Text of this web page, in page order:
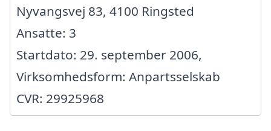
Nyvangsvej 83, 4100 Ringsted
Ansatte: 3
Startdato: 29. september 2006,
Virksomhedsform: Anpartsselskab
CVR: 29925968